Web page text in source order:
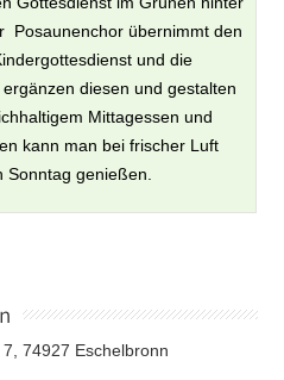
Posaunenchor übernimmt den
und die
diesen und gestalten
Mittagessen und
kann man bei frischer Luft
genießen.
74927 Eschelbronn